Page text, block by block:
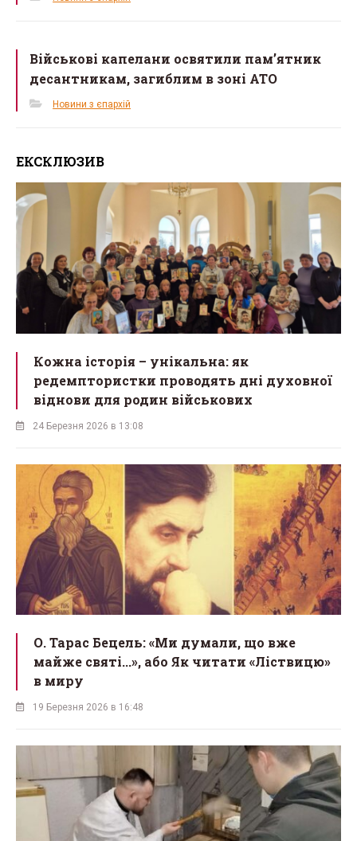
Військові капелани освятили пам’ятник
десантникам, загиблим в зоні АТО
Новини з єпархій
ЕКСКЛЮЗИВ
Кожна історія – унікальна: як
редемптористки проводять дні духовної
віднови для родин військових
24 Березня 2026 в 13:08
О. Тарас Бецель: «Ми думали, що вже
майже святі...», або Як читати «Ліствицю»
в миру
19 Березня 2026 в 16:48